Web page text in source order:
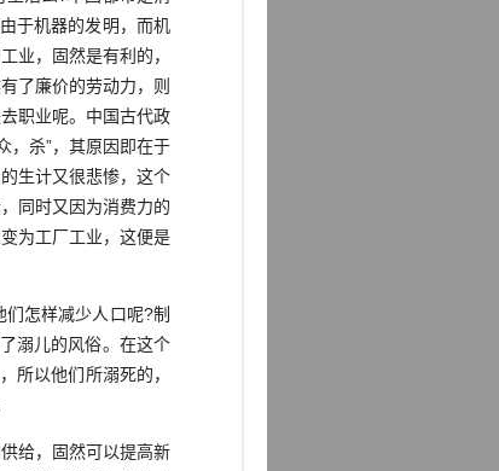
于机器的发明，而机
业，固然是有利的，
了廉价的劳动力，则
职业呢。中国古代政
，杀”，其原因即在于
生计又很悲惨，这个
同时又因为消费力的
为工厂工业，这便是
怎样减少人口呢?制
溺儿的风俗。在这个
所以他们所溺死的，
给，固然可以提高新